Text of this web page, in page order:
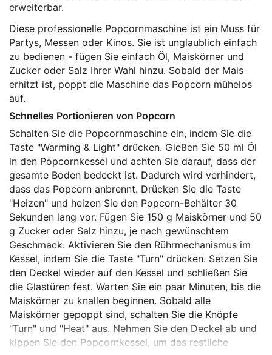
erweiterbar.
Diese professionelle Popcornmaschine ist ein Muss für
Partys, Messen oder Kinos. Sie ist unglaublich einfach
zu bedienen - fügen Sie einfach Öl, Maiskörner und
Zucker oder Salz Ihrer Wahl hinzu. Sobald der Mais
erhitzt ist, poppt die Maschine das Popcorn mühelos
auf.
Schnelles Portionieren von Popcorn
Schalten Sie die Popcornmaschine ein, indem Sie die
Taste "Warming & Light" drücken. Gießen Sie 50 ml Öl
in den Popcornkessel und achten Sie darauf, dass der
gesamte Boden bedeckt ist. Dadurch wird verhindert,
dass das Popcorn anbrennt. Drücken Sie die Taste
"Heizen" und heizen Sie den Popcorn-Behälter 30
Sekunden lang vor. Fügen Sie 150 g Maiskörner und 50
g Zucker oder Salz hinzu, je nach gewünschtem
Geschmack. Aktivieren Sie den Rührmechanismus im
Kessel, indem Sie die Taste "Turn" drücken. Setzen Sie
den Deckel wieder auf den Kessel und schließen Sie
die Glastüren fest. Warten Sie ein paar Minuten, bis die
Maiskörner zu knallen beginnen. Sobald alle
Maiskörner gepoppt sind, schalten Sie die Knöpfe
"Turn" und "Heat" aus. Nehmen Sie den Deckel ab und
kippen Sie den Popcornkessel, um das restliche